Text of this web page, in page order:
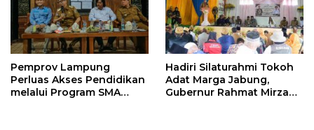
Pemprov Lampung
Perluas Akses Pendidikan
melalui Program SMA
Hadiri Silaturahmi Tokoh
Adat Marga Jabung,
Gubernur Rahmat Mirzani